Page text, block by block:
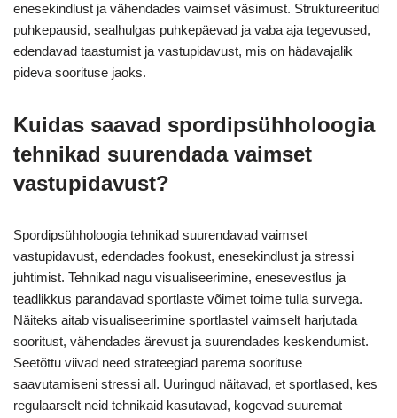
enesekindlust ja vähendades vaimset väsimust. Struktureeritud
puhkepausid, sealhulgas puhkepäevad ja vaba aja tegevused,
edendavad taastumist ja vastupidavust, mis on hädavajalik
pideva soorituse jaoks.
Kuidas saavad spordipsühholoogia
tehnikad suurendada vaimset
vastupidavust?
Spordipsühholoogia tehnikad suurendavad vaimset
vastupidavust, edendades fookust, enesekindlust ja stressi
juhtimist. Tehnikad nagu visualiseerimine, enesevestlus ja
teadlikkus parandavad sportlaste võimet toime tulla survega.
Näiteks aitab visualiseerimine sportlastel vaimselt harjutada
sooritust, vähendades ärevust ja suurendades keskendumist.
Seetõttu viivad need strateegiad parema soorituse
saavutamiseni stressi all. Uuringud näitavad, et sportlased, kes
regulaarselt neid tehnikaid kasutavad, kogevad suuremat